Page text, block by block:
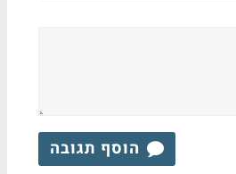
הוסף תגובה